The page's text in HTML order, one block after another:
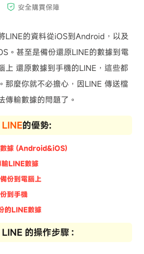
LINE的資料從iOS到Android，以及
。甚至是備份還原LINE的數據到電
上 還原數據到手機的LINE，這些都
那麼你就不必擔心，因LINE 傳送檔
傳輸數據的問題了。
的優勢:
據 (Android&iOS)
LINE數據
份到電腦上
到手機
的LINE數據
的操作步驟：